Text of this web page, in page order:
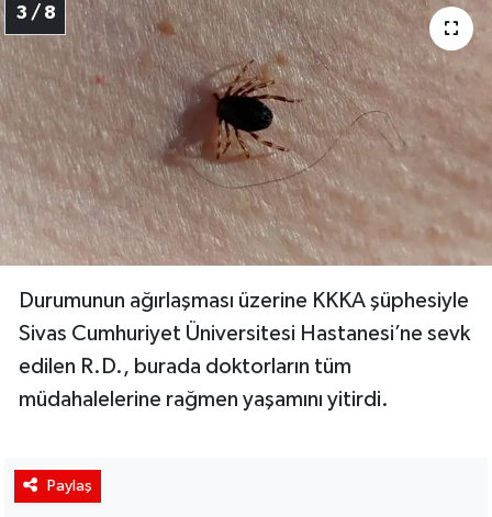
3 / 8
Durumunun ağırlaşması üzerine KKKA şüphesiyle
Sivas Cumhuriyet Üniversitesi Hastanesi’ne sevk
edilen R.D., burada doktorların tüm
müdahalelerine rağmen yaşamını yitirdi.
Paylaş